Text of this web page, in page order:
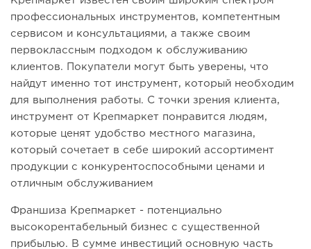
профессиональных инструментов, компетентным
сервисом и консультациями, а также своим
первоклассным подходом к обслуживанию
клиентов. Покупатели могут быть уверены, что
найдут именно тот инструмент, который необходим
для выполнения работы. С точки зрения клиента,
инструмент от Крепмаркет понравится людям,
которые ценят удобство местного магазина,
который сочетает в себе широкий ассортимент
продукции с конкурентоспособными ценами и
отличным обслуживанием
Франшиза Крепмаркет - потенциально
высокорентабельный бизнес с существенной
прибылью. В сумме инвестиций основную часть